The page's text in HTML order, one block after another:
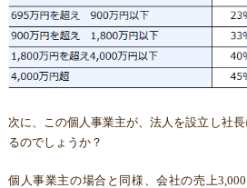
次に、この個人事業主が、法人を設立し社
るのでしょうか？
個人事業主の場合と同様、会社の売上